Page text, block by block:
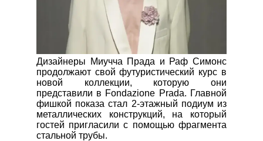
Дизайнеры Миучча Прада и Раф Симонс
продолжают свой футуристический курс в
новой коллекции, которую они
представили в Fondazione Prada. Главной
фишкой показа стал 2-этажный подиум из
металлических конструкций, на который
гостей пригласили с помощью фрагмента
стальной трубы.